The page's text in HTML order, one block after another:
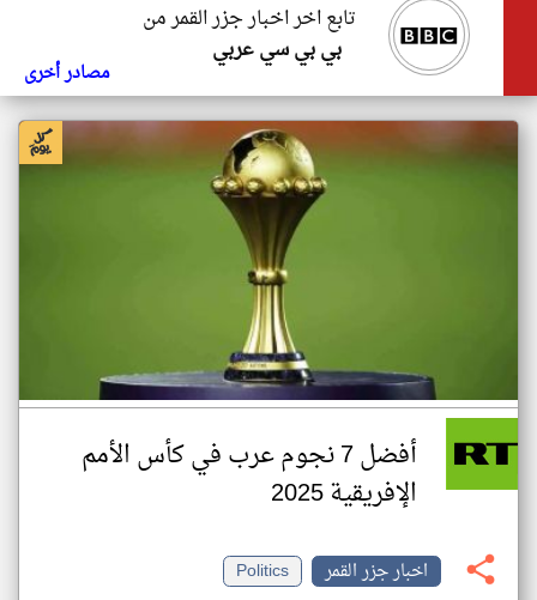
تابع اخر اخبار جزر القمر من
بي بي سي عربي
مصادر أخرى
أفضل 7 نجوم عرب في كأس الأمم
الإفريقية 2025
اخبار جزر القمر
Politics